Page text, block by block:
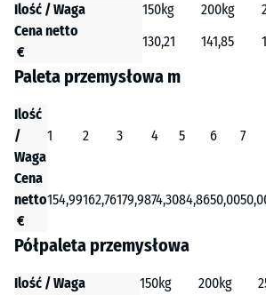
Ilość / Waga 150kg 200kg
Cena netto
€
130,21 141,85
Paleta przemysłowa m
Ilość
/
Waga
1 2 3 4 5 6 7
Cena
netto
€
154,99162,76179,9874,3084,8650,00
Półpaleta przemysłowa
Ilość / Waga 150kg 200kg